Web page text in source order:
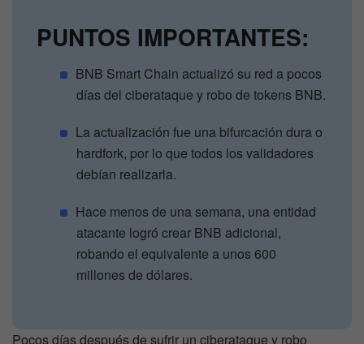
PUNTOS IMPORTANTES:
BNB Smart Chain actualizó su red a pocos
días del ciberataque y robo de tokens BNB.
La actualización fue una bifurcación dura o
hardfork, por lo que todos los validadores
debían realizarla.
Hace menos de una semana, una entidad
atacante logró crear BNB adicional,
robando el equivalente a unos 600
millones de dólares.
Pocos días después de sufrir un ciberataque y robo